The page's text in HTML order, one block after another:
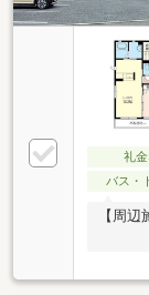
礼
バス・
【周